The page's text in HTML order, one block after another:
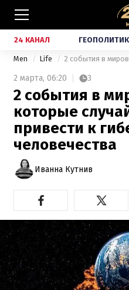
24 КАНАЛ
Men Life
2 марта, 06:20 3
2 события в
которые
привести к
человечества
Иванна Кутнив